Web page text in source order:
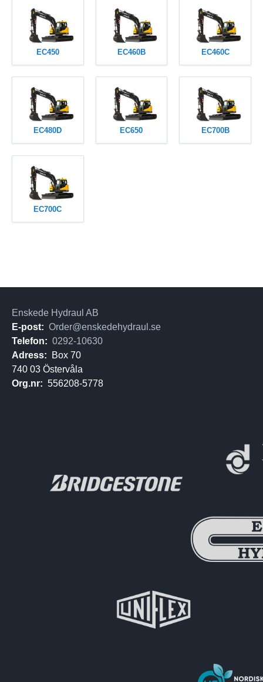
EC450 EC460B EC460C
EC480D EC650 EC700B
EC700C
Enskede Hydraul AB
E-post: Order@enskedehydraul.se
Telefon: 0292-10630
Adress:
Box 70
740 03 Östervåla
Org.nr: 556208-5778